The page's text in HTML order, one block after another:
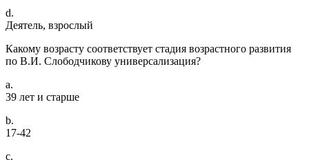
d.
Деятель, взрослый
Какому возрасту соответствует стадия возрастного развития
по В.И. Слободчикову универсализация?
a.
39 лет и старше
b.
17-42
c.